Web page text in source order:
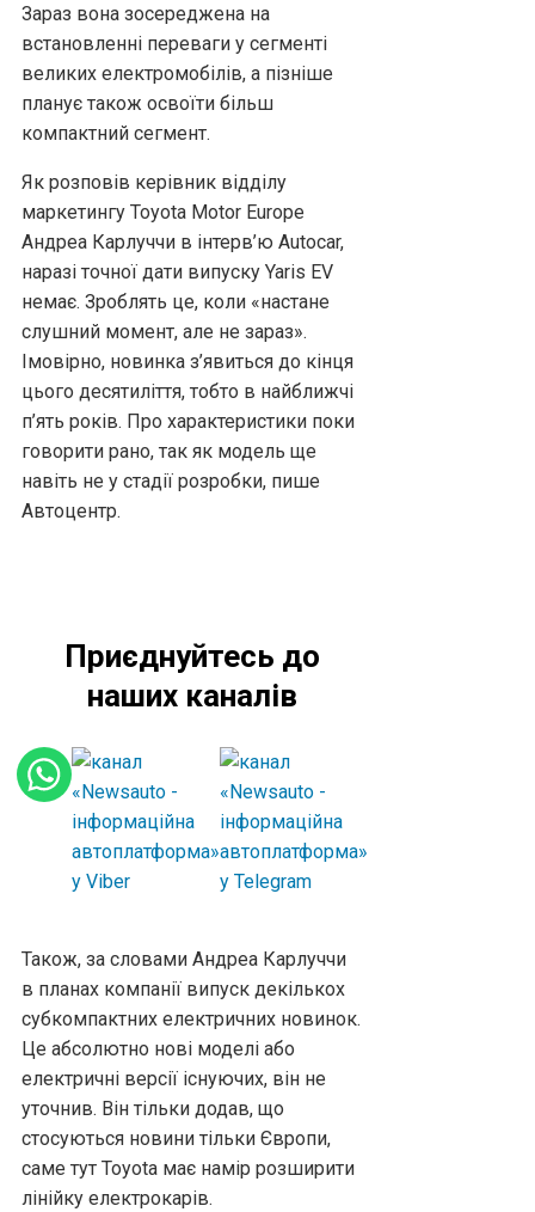
Зараз вона зосереджена на
встановленні переваги у сегменті
великих електромобілів, а пізніше
планує також освоїти більш
компактний сегмент.
Як розповів керівник відділу
маркетингу Toyota Motor Europe
Андреа Карлуччи в інтерв’ю Autocar,
наразі точної дати випуску Yaris EV
немає. Зроблять це, коли «настане
слушний момент, але не зараз».
Імовірно, новинка з’явиться до кінця
цього десятиліття, тобто в найближчі
п’ять років. Про характеристики поки
говорити рано, так як модель ще
навіть не у стадії розробки, пише
Автоцентр.
Приєднуйтесь до
наших каналів
Також, за словами Андреа Карлуччи
в планах компанії випуск декількох
субкомпактних електричних новинок.
Це абсолютно нові моделі або
електричні версії існуючих, він не
уточнив. Він тільки додав, що
стосуються новини тільки Європи,
саме тут Toyota має намір розширити
лінійку електрокарів.